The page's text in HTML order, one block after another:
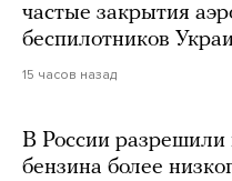
частые закрытия
беспилотников
15 часов назад
В России
бензина более